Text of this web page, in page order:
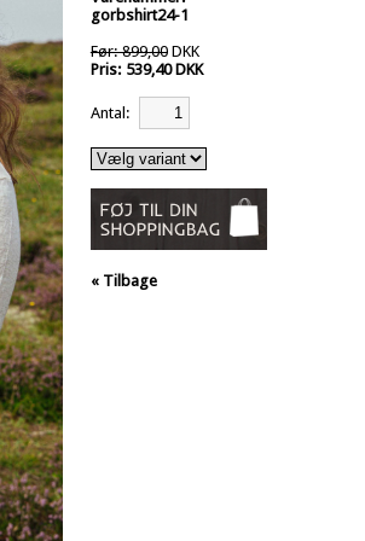
gorbshirt24-1
Før: 899,00DKK
Pris: 539,40 DKK
Antal:
« Tilbage